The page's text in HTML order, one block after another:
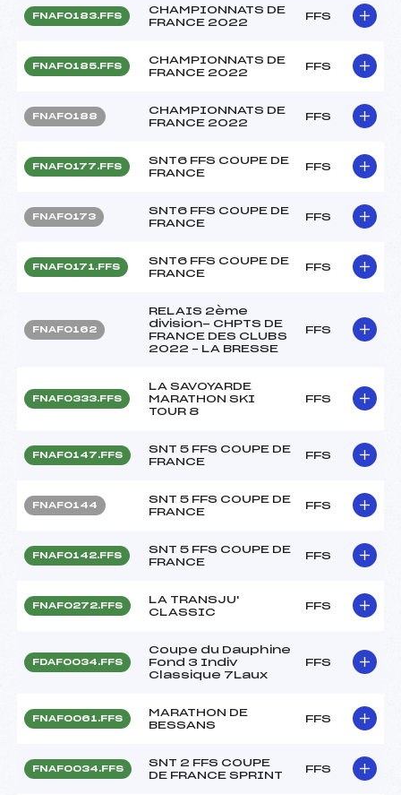
FNAF0183.FFS
CHAMPIONNATS DE
FRANCE 2022
FFS
FNAF0185.FFS
CHAMPIONNATS DE
FRANCE 2022
FFS
FNAF0188
CHAMPIONNATS DE
FRANCE 2022
FFS
FNAF0177.FFS
SNT6 FFS COUPE DE
FRANCE
FFS
FNAF0173
SNT6 FFS COUPE DE
FRANCE
FFS
FNAF0171.FFS
SNT6 FFS COUPE DE
FRANCE
FFS
FNAF0162
RELAIS 2ème
division- CHPTS DE
FRANCE DES CLUBS
2022 – LA BRESSE
FFS
FNAF0333.FFS
LA SAVOYARDE
MARATHON SKI
TOUR 8
FFS
FNAF0147.FFS
SNT 5 FFS COUPE DE
FRANCE
FFS
FNAF0144
SNT 5 FFS COUPE DE
FRANCE
FFS
FNAF0142.FFS
SNT 5 FFS COUPE DE
FRANCE
FFS
FNAF0272.FFS
LA TRANSJU'
CLASSIC
FFS
FDAF0034.FFS
Coupe du Dauphine
Fond 3 Indiv
Classique 7Laux
FFS
FNAF0061.FFS
MARATHON DE
BESSANS
FFS
FNAF0034.FFS
SNT 2 FFS COUPE
DE FRANCE SPRINT
FFS